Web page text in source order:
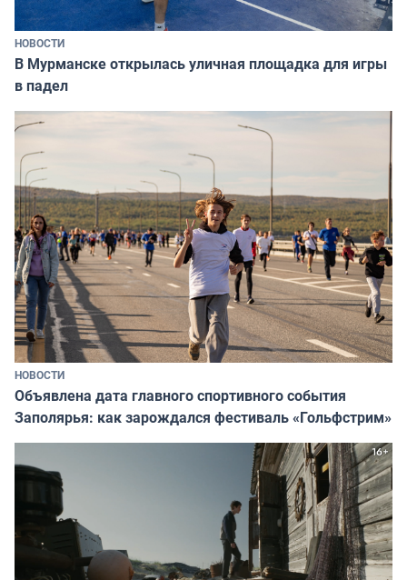
НОВОСТИ
В Мурманске открылась уличная площадка для игры
в падел
НОВОСТИ
Объявлена дата главного спортивного события
Заполярья: как зарождался фестиваль «Гольфстрим»